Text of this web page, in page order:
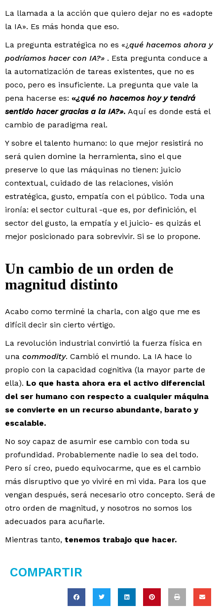
La llamada a la acción que quiero dejar no es «adopte
la IA». Es más honda que eso.
La pregunta estratégica no es «¿qué hacemos ahora y
podríamos hacer con IA?» . Esta pregunta conduce a
la automatización de tareas existentes, que no es
poco, pero es insuficiente. La pregunta que vale la
pena hacerse es: «¿qué no hacemos hoy y tendrá
sentido hacer gracias a la IA?». Aquí es donde está el
cambio de paradigma real.
Y sobre el talento humano: lo que mejor resistirá no
será quien domine la herramienta, sino el que
preserve lo que las máquinas no tienen: juicio
contextual, cuidado de las relaciones, visión
estratégica, gusto, empatía con el público. Toda una
ironía: el sector cultural -que es, por definición, el
sector del gusto, la empatía y el juicio- es quizás el
mejor posicionado para sobrevivir. Si se lo propone.
Un cambio de un orden de
magnitud distinto
Acabo como terminé la charla, con algo que me es
difícil decir sin cierto vértigo.
La revolución industrial convirtió la fuerza física en
una commodity. Cambió el mundo. La IA hace lo
propio con la capacidad cognitiva (la mayor parte de
ella). Lo que hasta ahora era el activo diferencial
del ser humano con respecto a cualquier máquina
se convierte en un recurso abundante, barato y
escalable.
No soy capaz de asumir ese cambio con toda su
profundidad. Probablemente nadie lo sea del todo.
Pero sí creo, puedo equivocarme, que es el cambio
más disruptivo que yo viviré en mi vida. Para los que
vengan después, será necesario otro concepto. Será de
otro orden de magnitud, y nosotros no somos los
adecuados para acuñarle.
Mientras tanto, tenemos trabajo que hacer.
COMPARTIR